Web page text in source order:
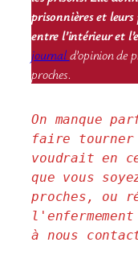
prisonnières et
entre l’intérieur et
journald’opinion de
proches.
On manque
faire tourner
voudrait en
que vous
proches, ou
à nous